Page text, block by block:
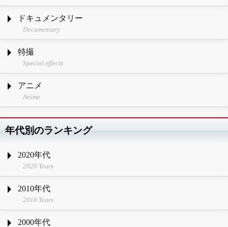
ドキュメンタリー
Documentary
特撮
Special effects
アニメ
Anime
年代別のランキング
2020年代
2020 Years
2010年代
2010 Years
2000年代